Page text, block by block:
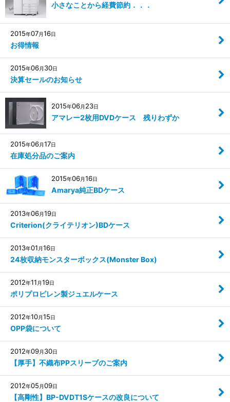
小さなことから経費節約．．．
2015年07月16日
お得情報
2015年06月 30日
決算セールのお知らせ
2015年06月 23日
アマレー2枚用DVDケース 残りわずか
2015年06月17日
在庫処分品のご案内
2015年06月16日
Amarya純正BDケース
2013年06月19日
Criterion(クライテリオン)BDケース
2013年01 月16日
24枚収納モンスターボックス(Monster Box)
2012年11 月19日
ポリプロピレン製ジュエルケース
2012年10月15日
OPP袋について
2012年09月 30日
【厚手】不織布PPスリーブのご案内
2012年05 月09日
【高剛性】BP-DVDT1Sケースの改良について